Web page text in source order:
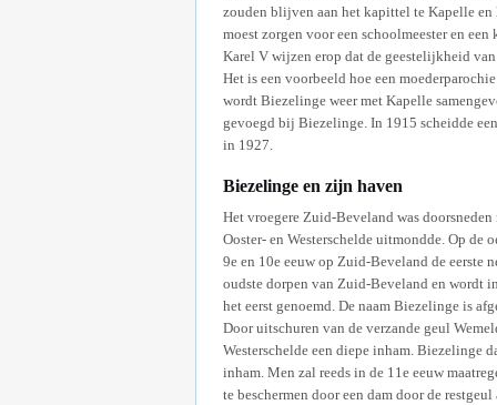
zouden blijven aan het kapittel te Kapelle en
moest zorgen voor een schoolmeester en
Karel V wijzen erop dat de geestelijkheid
Het is een voorbeeld hoe een
wordt Biezelinge weer met Kapelle
gevoegd bij Biezelinge. In 1915 scheidde
in 1927.
Biezelinge en zijn haven
Het vroegere Zuid-Beveland was
Ooster- en Westerschelde uitmondde. Op de
9e en 10e eeuw op Zuid-Beveland de eerste
oudste dorpen van Zuid-Beveland en wordt
het eerst genoemd. De naam Biezelinge is
Door uitschuren van de verzande geul
Westerschelde een diepe inham. Biezelinge
inham. Men zal reeds in de 11e eeuw
te beschermen door een dam door de